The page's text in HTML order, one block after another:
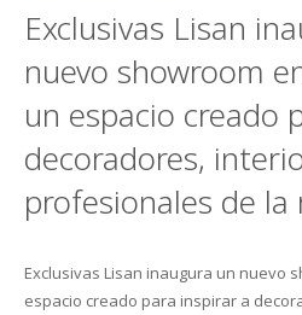
Piedras
Jarrones y objetos 3D
Estanterias
Corcho de suelo
Rollos y Planchas Industriales
FotoMurales
Frisos
Felpudos y estriberas de
Galea Floor
Outlet Wineo
Purefloor
Gerflor
Vycover
Aislantes
Suelos
DB Cover
Provent
Depron para paredes
Rodapié
Rodapié laminado
Rodapié aglomerado
Juntas de Remate
Laminadas
Productos de mantenimiento
Infantil – Juvenil
Cocinas / Baños
Molduras Orac
Zócalos
Perfiles de iluminación indirecta
Catálogos Orac
Empresa
Contacto
Exclusivas Lisan
nuevo showroom
un espacio creado
decoradores,
profesionales de la
Exclusivas Lisan inaugura un nuevo
espacio creado para inspirar a